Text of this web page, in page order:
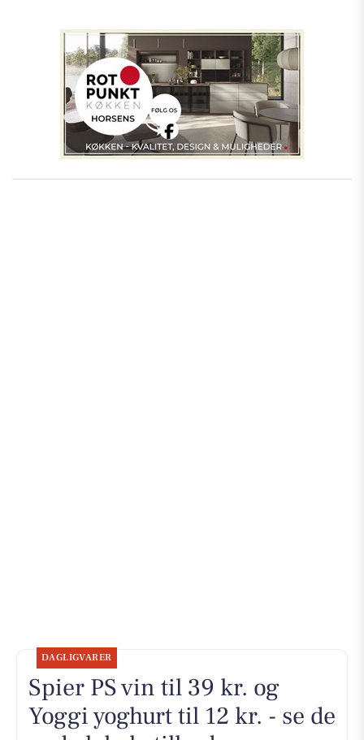
DAGLIGVARER
Spier PS vin til 39 kr. og
Yoggi yoghurt til 12 kr. - se de